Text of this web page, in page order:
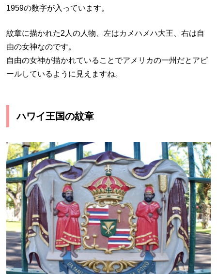
1959の数字が入っています。
紋章に描かれた2人の人物、左はカメハメハ大王、右は自
由の女神なのです。
自由の女神が描かれていることでアメリカの一州だとアピ
ールしているように見えますね。
ハワイ王国の紋章